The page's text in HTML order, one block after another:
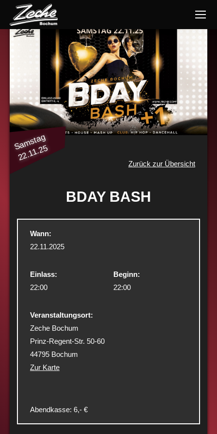
Samstag
22.11.25
Zurück zur Übersicht
BDAY BASH
Wann:
22.11.2025
Einlass:
22:00
Beginn:
22:00
Veranstaltungsort:
Zeche Bochum
Prinz-Regent-Str. 50-60
44795 Bochum
Zur Karte
Abendkasse: 6,- €